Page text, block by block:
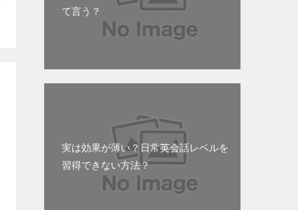
て言う？
実は効果が薄い？日常英会話レベルを
習得できない方法？